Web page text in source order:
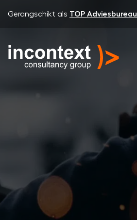
Gerangschikt als TOP Adviesbureau